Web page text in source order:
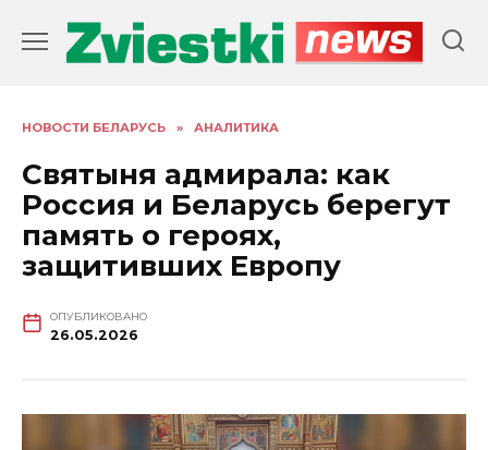
содержанию
НОВОСТИ БЕЛАРУСЬ » АНАЛИТИКА
Святыня адмирала: как
Россия и Беларусь берегут
память о героях,
защитивших Европу
ОПУБЛИКОВАНО
26.05.2026